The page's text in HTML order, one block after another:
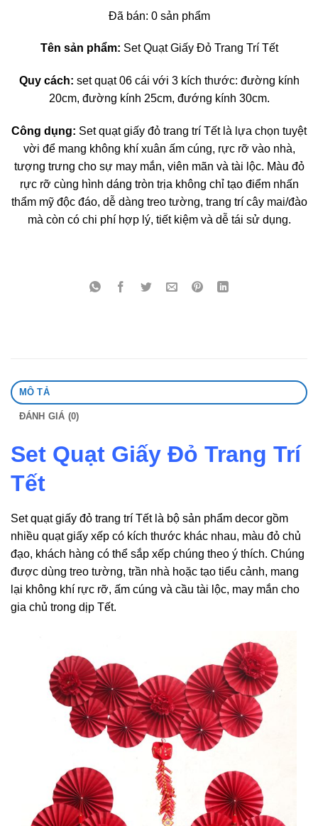
Đã bán: 0 sản phẩm
Tên sản phẩm: Set Quạt Giấy Đỏ Trang Trí Tết
Quy cách: set quạt 06 cái với 3 kích thước: đường kính
20cm, đường kính 25cm, đướng kính 30cm.
Công dụng: Set quạt giấy đỏ trang trí Tết là lựa chọn tuyệt
vời để mang không khí xuân ấm cúng, rực rỡ vào nhà,
tượng trưng cho sự may mắn, viên mãn và tài lộc. Màu đỏ
rực rỡ cùng hình dáng tròn trịa không chỉ tạo điểm nhấn
thẩm mỹ độc đáo, dễ dàng treo tường, trang trí cây mai/đào
mà còn có chi phí hợp lý, tiết kiệm và dễ tái sử dụng.
MÔ TẢ
ĐÁNH GIÁ (0)
Set Quạt Giấy Đỏ Trang Trí
Tết
Set quạt giấy đỏ trang trí Tết là bộ sản phẩm decor gồm
nhiều quạt giấy xếp có kích thước khác nhau, màu đỏ chủ
đạo, khách hàng có thể sắp xếp chúng theo ý thích. Chúng
được dùng treo tường, trần nhà hoặc tạo tiểu cảnh, mang
lại không khí rực rỡ, ấm cúng và cầu tài lộc, may mắn cho
gia chủ trong dịp Tết.